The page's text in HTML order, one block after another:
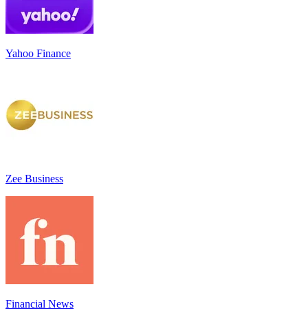
Yahoo Finance
Zee Business
Financial News